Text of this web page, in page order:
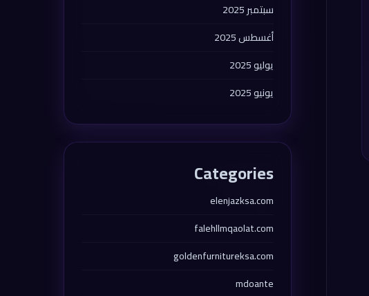
سبتمبر 2025
أغسطس 2025
يوليو 2025
يونيو 2025
Categories
elenjazksa.com
falehllmqaolat.com
goldenfurnitureksa.com
mdoante